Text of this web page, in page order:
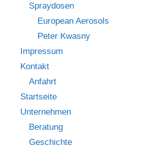
Spraydosen
European Aerosols
Peter Kwasny
Impressum
Kontakt
Anfahrt
Startseite
Unternehmen
Beratung
Geschichte